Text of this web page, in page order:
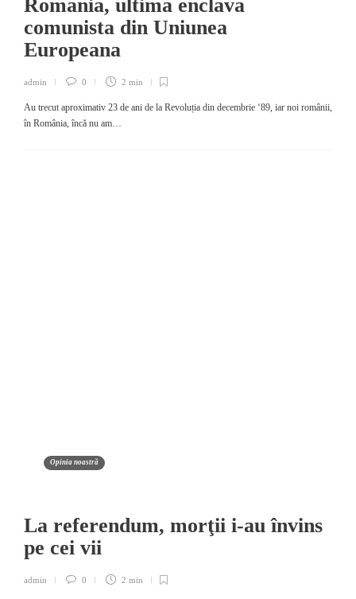
Romania, ultima enclava
comunista din Uniunea
Europeana
admin 0 2 min
Au trecut aproximativ 23 de ani de la Revoluția din decembrie ‘89, iar noi românii,
în România, încă nu am…
Opinia noastră
La referendum, morţii i-au învins
pe cei vii
admin 0 2 min